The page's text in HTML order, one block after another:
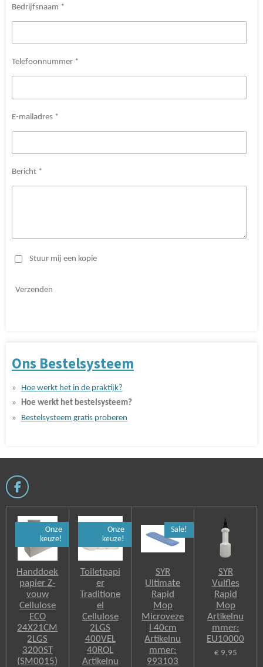
Bedrijfsnaam *
Telefoonnummer *
E-mailadres *
Bericht *
Stuur mij een kopie
Verzenden
Ons Bestelsysteem
Hoe werkt het in de praktijk?
Hoe werkt het bestelsysteem?
Bestelsysteem gratis proberen
F
e
Onze
keuze!
Handdoek
papier Z-
vouw
Cellulose
ECO
24X21CM
2LGS
3200ST
(SM0015)
Onze
keuze!
Toiletpapi
er
Traditione
el
Cellulose
2LGS
400VEL
40ROL
Artikelnu
Sale!
SYR
Ultimate
Rapid
Mop
Microveze
l 40cm
Artikelnu
mmer:
993103
SYR
Vulfles
Rapid
Mop
Artikelnu
mmer:
EU10000
€ 9,95